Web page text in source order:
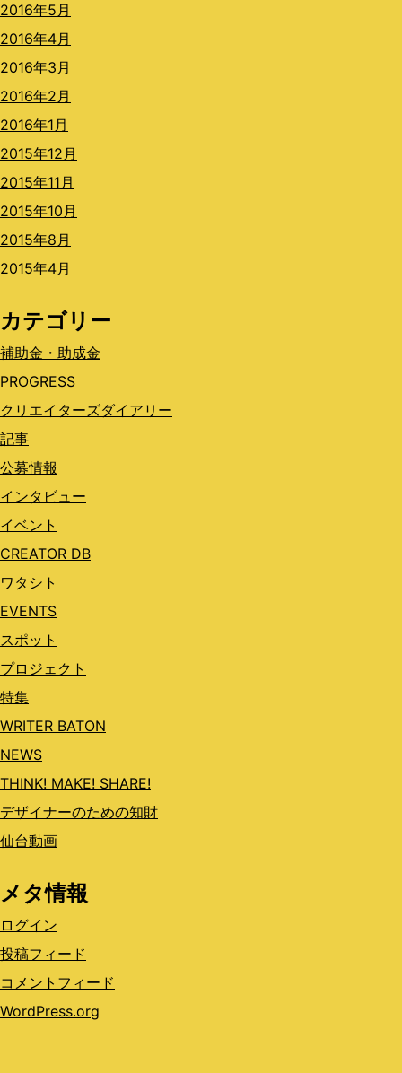
2016年5月
2016年4月
2016年3月
2016年2月
2016年1月
2015年12月
2015年11月
2015年10月
2015年8月
2015年4月
カテゴリー
補助金・助成金
PROGRESS
クリエイターズダイアリー
記事
公募情報
インタビュー
イベント
CREATOR DB
ワタシト
EVENTS
スポット
プロジェクト
特集
WRITER BATON
NEWS
THINK! MAKE! SHARE!
デザイナーのための知財
仙台動画
メタ情報
ログイン
投稿フィード
コメントフィード
WordPress.org